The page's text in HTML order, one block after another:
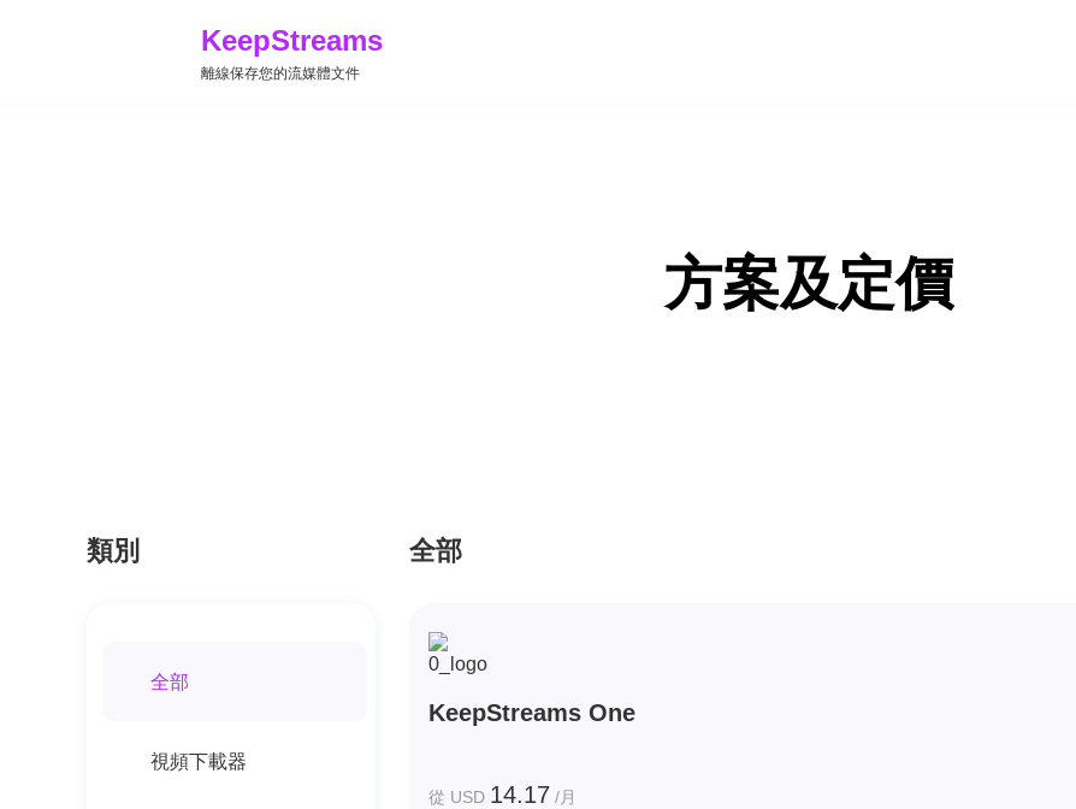
KeepStreams
離線保存您的流媒體文件
方案及定價
類別
全部
視頻下載器
全部
KeepStreams One
從 USD 14.17 /月